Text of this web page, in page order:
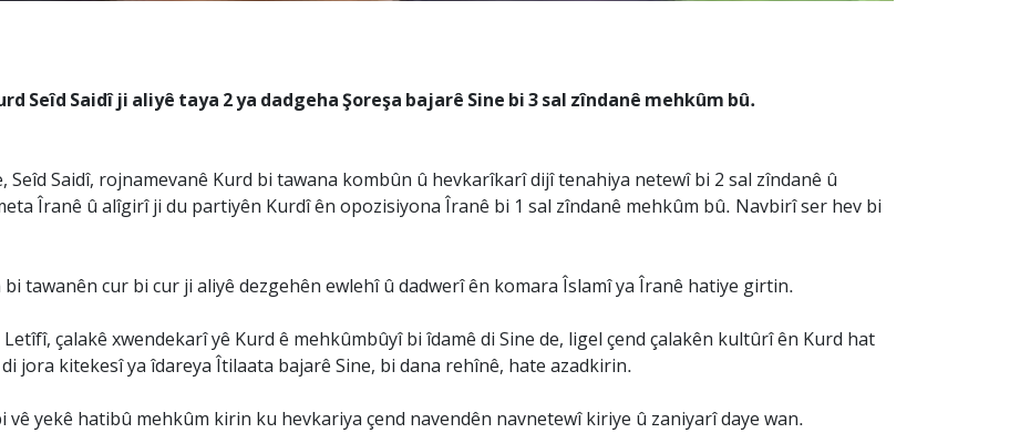
Seîd Saidî ji aliyê taya 2 ya dadgeha Şoreşa bajarê Sine bi 3 sal zîndanê mehkûm bû.
Seîd Saidî, rojnamevanê Kurd bi tawana kombûn û hevkarîkarî dijî tenahiya netewî bi 2 sal zîndanê û
Îranê û alîgirî ji du partiyên Kurdî ên opozisiyona Îranê bi 1 sal zîndanê mehkûm bû. Navbirî ser hev bi
tawanên cur bi cur ji aliyê dezgehên ewlehî û dadwerî ên komara Îslamî ya Îranê hatiye girtin.
çalakê xwendekarî yê Kurd ê mehkûmbûyî bi îdamê di Sine de, ligel çend çalakên kultûrî ên Kurd hat
jora kitekesî ya îdareya Îtilaata bajarê Sine, bi dana rehînê, hate azadkirin.
yekê hatibû mehkûm kirin ku hevkariya çend navendên navnetewî kiriye û zaniyarî daye wan.